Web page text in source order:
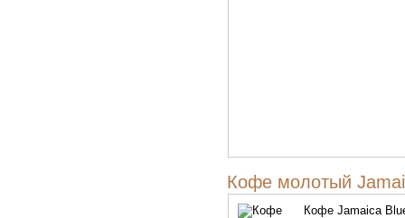
Кофе молотый
Кофе Jamaica